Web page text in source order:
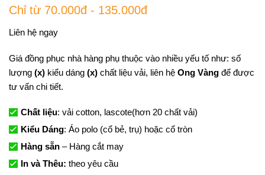
Chỉ từ 70.000đ - 135.000đ
Liên hệ ngay
Giá đồng phục nhà hàng phụ thuộc vào nhiều yếu tố như: số
lượng (x)kiểu dáng (x) chất liệu vải, liên hệ Ong Vàngđể được
tư vấn chi tiết.
Chất liệu: vải cotton, lascote(hơn 20 chất vải)
Kiểu Dáng: Áo polo (cổ bẻ, trụ) hoặc cổ tròn
Hàng sẵn– Hàng cắt may
In và Thêu: theo yêu cầu